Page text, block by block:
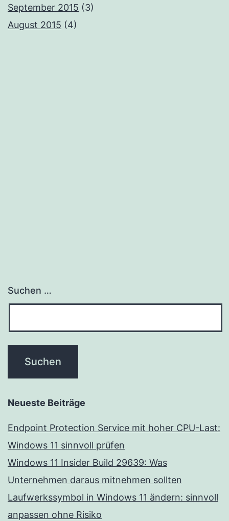
September 2015 (3)
August 2015 (4)
Suchen …
Neueste Beiträge
Endpoint Protection Service mit hoher CPU-Last:
Windows 11 sinnvoll prüfen
Windows 11 Insider Build 29639: Was
Unternehmen daraus mitnehmen sollten
Laufwerkssymbol in Windows 11 ändern: sinnvoll
anpassen ohne Risiko